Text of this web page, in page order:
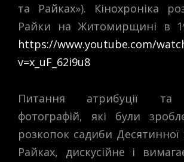
та Райках»). Кінохроніка
Райки на Житомирщині в
https://www.youtube.com/
v=x_uF_62i9u8
Питання атрибуції та
фотографій, які були
розкопок садиби
Райках, дискусійне і